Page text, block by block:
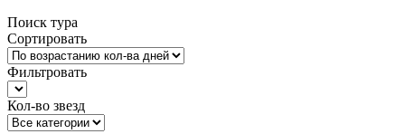
Поиск тура
Сортировать
Фильтровать
Кол-во звезд